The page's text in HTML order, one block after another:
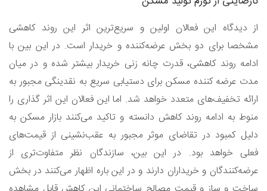
از دیدگاه این فعالان اولین و سریع‌ترین اثر این روند کاهشی
مشخصا برای دو بخش عرضه‌کننده و خریدار است. در این بین با
ادامه روند کاهشی، قدرت چانه زنی خریدار بیشتر شده و در میان
مدت عرضه کننده مسکن برای دستیابی سریع به نقدینگی مجبور به
ارائه تخفیف‌های متعدد خواهد شد. اما این فعالان این اثر گذاری را
منوط به ادامه روند کاهش دانسته و تاکید می‌کنند بازار مسکن به
دلیل کمبود در تقاضای موثر مجبور به عقب‌نشینی از قیمت‌های
فعلی خواهد بود. در این بین، سازندگان نظر متفاوت‌تری از
عرضه‌کنندگان و خریداران دارند و در این باره اظهار می‌کنند در بخش